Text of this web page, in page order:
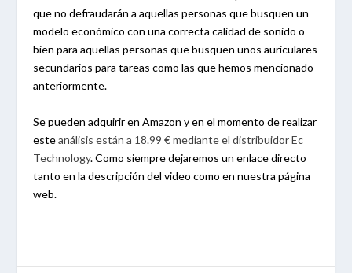
que no defraudarán a aquellas personas que busquen un
modelo económico con una correcta calidad de sonido o
bien para aquellas personas que busquen unos auriculares
secundarios para tareas como las que hemos mencionado
anteriormente.
Se pueden adquirir en Amazon y en el momento de realizar
esteanálisis están a 18.99 € mediante el distribuidor Ec
Technology. Como siempre dejaremos un enlace directo
tanto en la descripción del video como en nuestra página
web.